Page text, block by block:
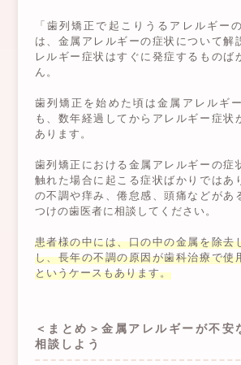
「歯列矯正で起こりうるアレルギー
は、金属アレルギーの症状について解
レルギー症状はすぐに発症するものば
ん。
歯列矯正を始めた頃は金属アレルギ
も、数年経過してからアレルギー症状
あります。
歯列矯正における金属アレルギーの症
触れた場合に起こる症状ばかりではあ
の不調や痒み、倦怠感、頭痛などがあ
つけの歯医者に相談してください。
患者様の中には、口の中の金属を除去
し、長年の不調の原因が歯科治療で使
というケースもあります。
＜まとめ＞金属アレルギーが不安
相談しよう